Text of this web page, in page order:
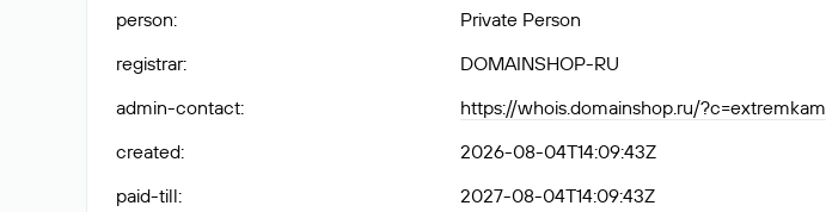
person:
Private Person
registrar:
DOMAINSHOP-RU
admin-contact:
https://whois.domainshop.ru/
created:
2026-08-04T14:09:43Z
paid-till: 2027-08-04T14:09:43Z